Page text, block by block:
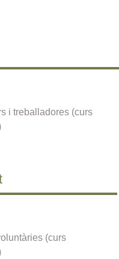
i treballadores (curs
(curs